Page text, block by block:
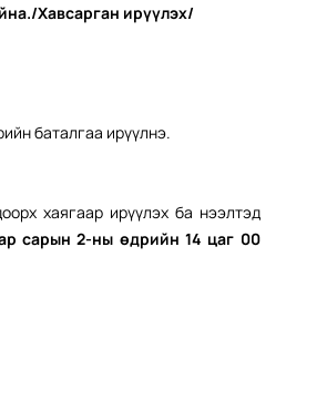
Хавсарган ирүүлэх/
баталгаа ирүүлнэ.
хаягаар ирүүлэх ба нээлтэд
сарын 2-ны өдрийн 14 цаг 00